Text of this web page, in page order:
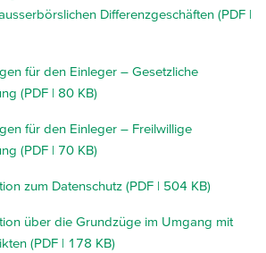
zum 09.10.2025 (PDF |
zum 01.06.2026 (PDF |
zum 01.04.2024 (PDF | 282 KB)
zum 09.10.2025 (PDF | 506 KB)
Differenzgeschäften (PDF |
für den Einleger – Gesetzliche
(PDF | 80 KB)
für den Einleger – Freilwillige
(PDF | 70 KB)
zum Datenschutz (PDF | 504 KB)
über die Grundzüge im Umgang mit
(PDF | 178 KB)